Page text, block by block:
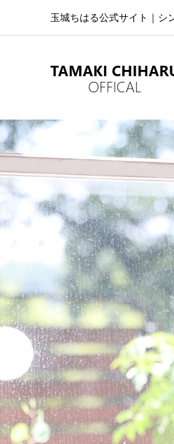
玉城ちはる公式サイト｜シ